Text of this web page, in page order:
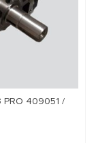
409051 /